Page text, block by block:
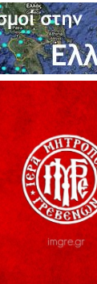
Κινητών
08-2026
από τον
«Ελπίδα»,
ο θρυλικός
παράσταση
όπου το τέλος το
2026”: Η